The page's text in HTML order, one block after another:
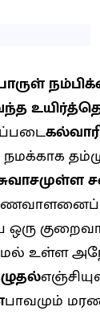
நமக்காக
ஒரு
உள்ள
பாவமும்